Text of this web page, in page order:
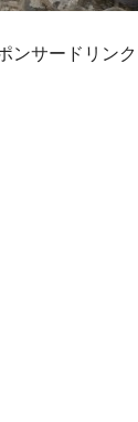
ンサードリンク